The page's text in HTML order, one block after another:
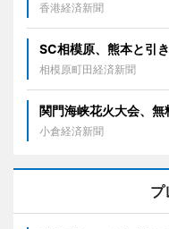
香港経済新聞
SC相模原、熊本と引
相模原町田経済新聞
関門海峡花火大会、
小倉経済新聞
プ